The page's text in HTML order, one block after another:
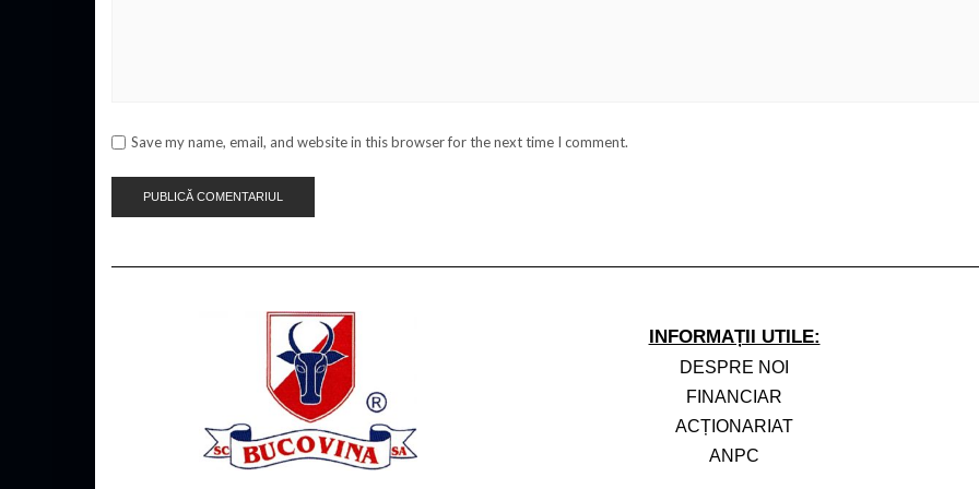
Save my name, email, and website in this browser for the next time I comment.
INFORMAȚII UTILE:
DESPRE NOI
FINANCIAR
ACȚIONARIAT
ANPC